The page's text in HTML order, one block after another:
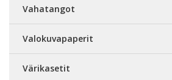
Vahatangot
Valokuvapaperit
Värikasetit